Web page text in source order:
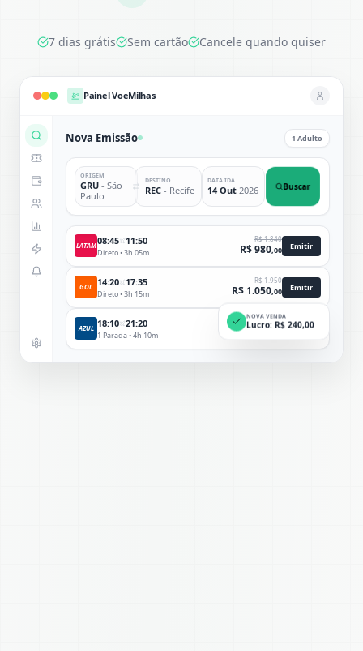
Entrar
Começar Agora
BR
7 dias grátis Sem cartão Cancele quando quiser
Painel VoeMilhas
Nova Emissão 1 Adulto
ORIGEM
GRU - São
Paulo
DESTINO
REC - Recife
DATA IDA
14 Out 2026 Buscar
LATAM08:45 11:50
Direto • 3h 05m
R$ 1.840
R$980,00 Emitir
GOL 14:20 17:35
Direto • 3h 15m
R$ 1.950
R$ 1.050,00 Emitir
AZUL 18:10 21:20
1 Parada • 4h 10m R$ 1.120 Emitir
NOVA VENDA
Lucro: R$ 240,00